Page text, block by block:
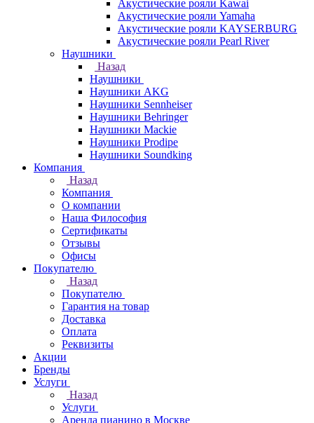
Акустические рояли Kawai
Акустические рояли Yamaha
Акустические рояли KAYSERBURG
Акустические рояли Pearl River
Наушники
Назад
Наушники
Наушники AKG
Наушники Sennheiser
Наушники Behringer
Наушники Mackie
Наушники Prodipe
Наушники Soundking
Компания
Назад
Компания
О компании
Наша Философия
Сертификаты
Отзывы
Офисы
Покупателю
Назад
Покупателю
Гарантия на товар
Доставка
Оплата
Реквизиты
Акции
Бренды
Услуги
Назад
Услуги
Аренда пианино в Москве